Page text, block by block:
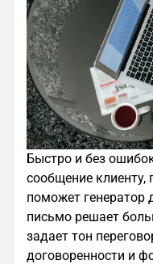
Быстро и без
сообщение клиенту,
поможет генератор
письмо решает
задает тон
договоренности и